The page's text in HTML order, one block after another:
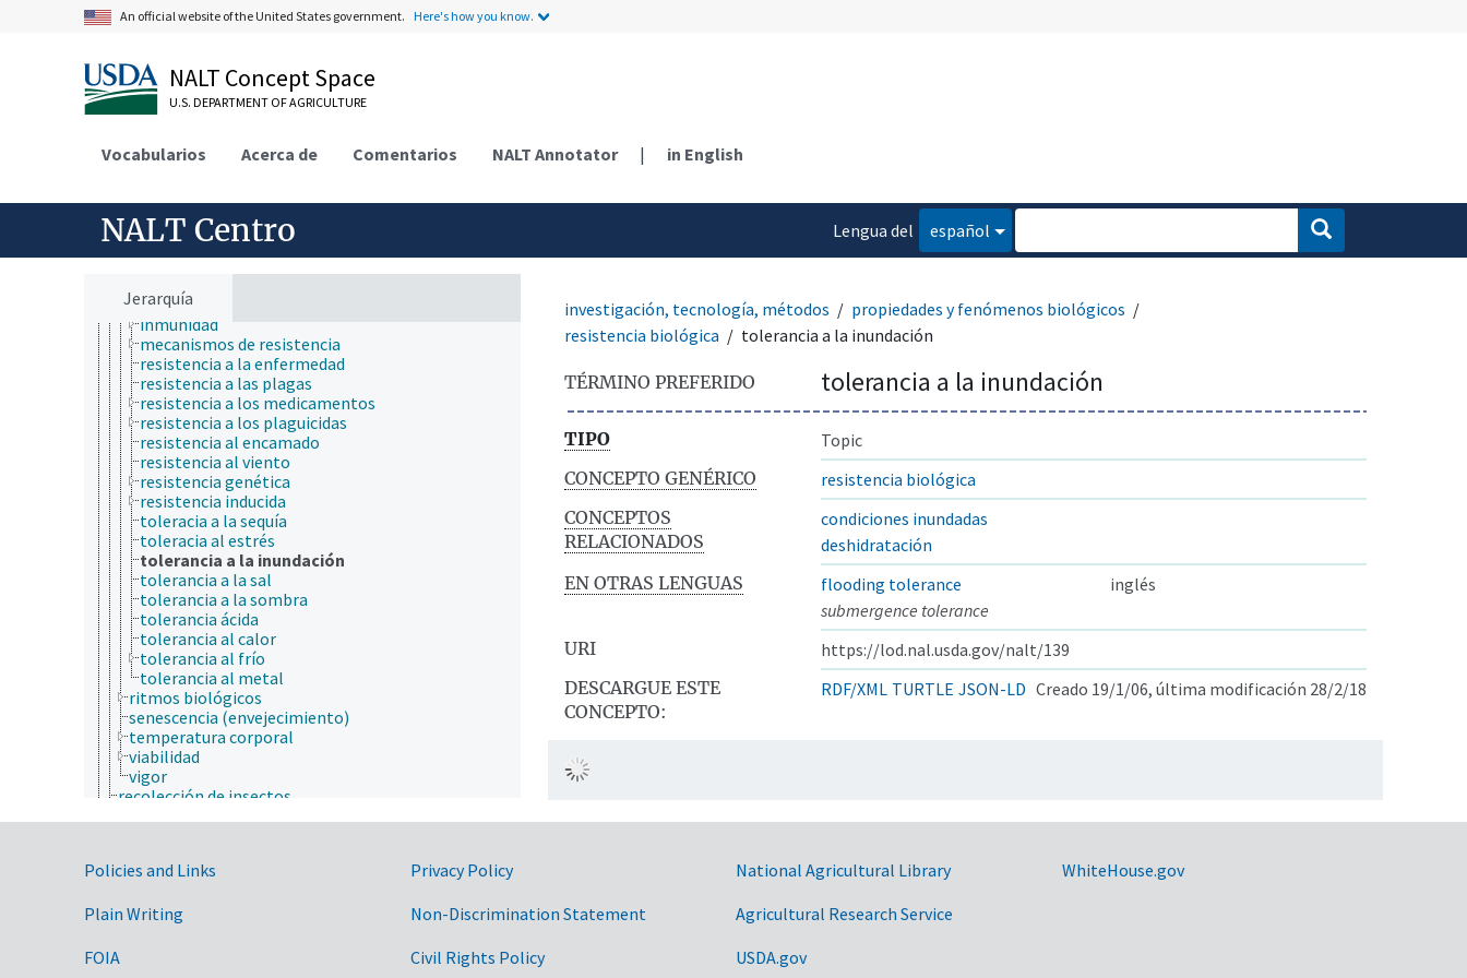
An official website of the United States government. Here's how you know.
NALT Concept Space
U.S. DEPARTMENT OF AGRICULTURE
Vocabularios Acerca de Comentarios NALT Annotator | in English
NALT Centro
Lengua del
español
Jerarquía
aumento de peso
características de plantas
cognición
condición corporal
edad
longevidad
medidas antropométricas
medidas corporales
peso corporal
pigmentación
resistencia biológica
inmunidad
mecanismos de resistencia
resistencia a la enfermedad
resistencia a las plagas
resistencia a los medicamentos
resistencia a los plaguicidas
resistencia al encamado
resistencia al viento
resistencia genética
resistencia inducida
toleracia a la sequía
toleracia al estrés
tolerancia a la inundación
tolerancia a la sal
tolerancia a la sombra
tolerancia ácida
tolerancia al calor
tolerancia al frío
tolerancia al metal
ritmos biológicos
senescencia (envejecimiento)
temperatura corporal
viabilidad
vigor
recolección de insectos
sustancias tóxicas
tecnología
jerarquía taxonómica
nutrición humana, inocuidad y calidad de los alimentos
investigación, tecnología, métodos
propiedades y fenómenos biológicos
resistencia biológica
tolerancia a la inundación
TÉRMINO PREFERIDO tolerancia a la inundación
TIPO
Topic
CONCEPTO GENÉRICO
resistencia biológica
CONCEPTOS
RELACIONADOS
condiciones inundadas
deshidratación
EN OTRAS LENGUAS
flooding tolerance
inglés
submergence tolerance
URI
https://lod.nal.usda.gov/nalt/139
DESCARGUE ESTE
CONCEPTO:
RDF/XML TURTLE JSON-LD Creado 19/1/06, última modificación 28/2/18
Government Links
Policies and Links
Plain Writing
FOIA
Privacy Policy
Non-Discrimination Statement
Civil Rights Policy
National Agricultural Library
Agricultural Research Service
USDA.gov
WhiteHouse.gov